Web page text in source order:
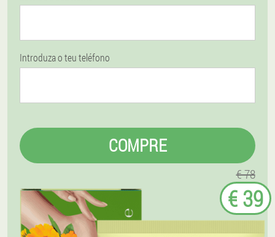
Introduza o teu teléfono
COMPRE
€ 78
€ 39